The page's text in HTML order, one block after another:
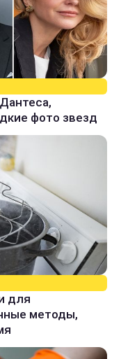
фото звезд
для
методы,